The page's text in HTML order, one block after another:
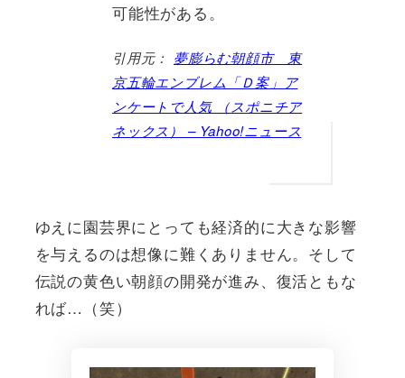
可能性がある。
引用元： 夢膨らむ朝顔市 東
京五輪エンブレム「Ｄ案」ア
ンケートで人気 （スポニチア
ネックス） – Yahoo!ニュース
ゆえに園芸界にとっても経済的に大きな影響
を与えるのは想像に難くありません。そして
伝説の黄色い朝顔の開発が進み、復活ともな
れば…（笑）